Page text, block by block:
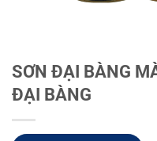
SƠN ĐẠI BÀNG
ĐẠI BÀNG